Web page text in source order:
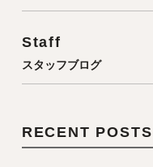
Staff
スタッフブログ
RECENT POSTS